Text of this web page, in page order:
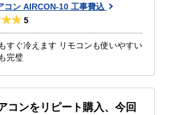
コン AIRCON-10 工事費込
5
すぐ冷えます リモコンも使いやすい
完璧
コンをリピート購入、今回